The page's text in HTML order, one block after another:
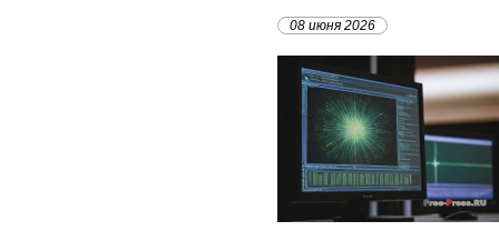
08 июня 2026